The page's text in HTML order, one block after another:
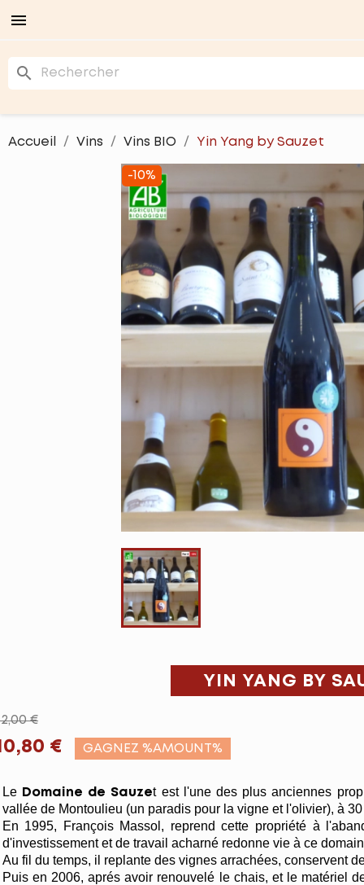

search
Accueil Vins Vins BIO Yin Yang by Sauzet
-10%
YIN YANG BY
€
€ GAGNEZ %AMOUNT%
Le Domaine de Sauzet est l'une des plus anciennes
vallée de Montoulieu (un paradis pour la vigne et l'olivier), à
En 1995, François Massol, reprend cette propriété à
d'investissement et de travail acharné redonne vie à ce
Au fil du temps, il replante des vignes arrachées, conservent
Puis en 2006, aprés avoir renouvelé le chais, et le matériel